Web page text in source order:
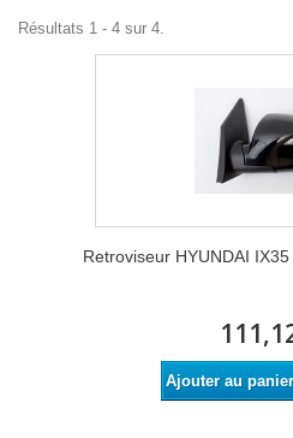
Résultats 1 - 4 sur 4.
Retroviseur HYUNDAI IX35
Ajouter au panier